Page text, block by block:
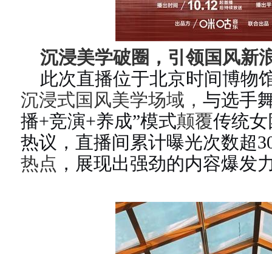
沉浸美学破圈，引领国风新
此次直播位于北京时间博物
沉浸式国风美学场域， 与选手
播+竞演+养成”模式颠覆传统
热议， 直播间累计曝光次数超
热点 ，展现出强劲的内容爆发